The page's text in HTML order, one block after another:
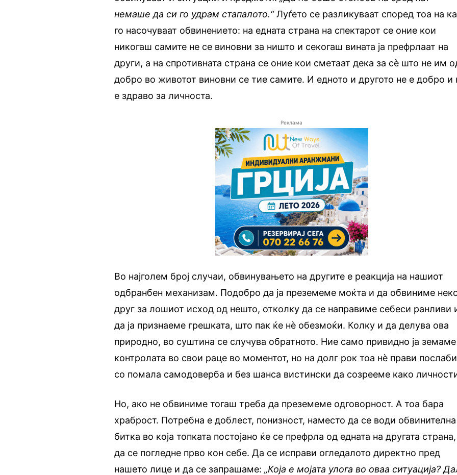
немаше да си го удрам стапалото.“Луѓето се разликуваат според тоа на
го насочуваат обвинението: на едната страна на спектарот се оние кои
никогаш самите не се виновни за ништо и секогаш вината ја префрлаат на
други, а на спротивната страна се оние кои сметаат дека за сѐ што не им
добро во животот виновни се тие самите. И едното и другото не е добро и
е здраво за личноста.
Реклама
Во најголем број случаи, обвинувањето на другите е реакција на нашиот
одбранбен механизам. Подобро да ја преземеме моќта и да обвиниме
друг за лошиот исход од нешто, отколку да се направиме себеси ранливи
да ја признаеме грешката, што пак ќе нѐ обезмоќи. Колку и да делува ова
природно, во суштина се случува обратното. Ние само привидно ја земаме
контролата во свои раце во моментот, но на долг рок тоа нѐ прави
со помала самодоверба и без шанса вистински да созрееме како
Но, ако не обвиниме тогаш треба да преземеме одговорност. А тоа бара
храброст. Потребна е доблест, понизност, наместо да се води обвинителна
битка во која топката постојано ќе се префрла од едната на другата страна,
да се погледне прво кон себе. Да се исправи огледалото директно пред
нашето лице и да се запрашаме:„Која е мојата улога во оваа ситуација?